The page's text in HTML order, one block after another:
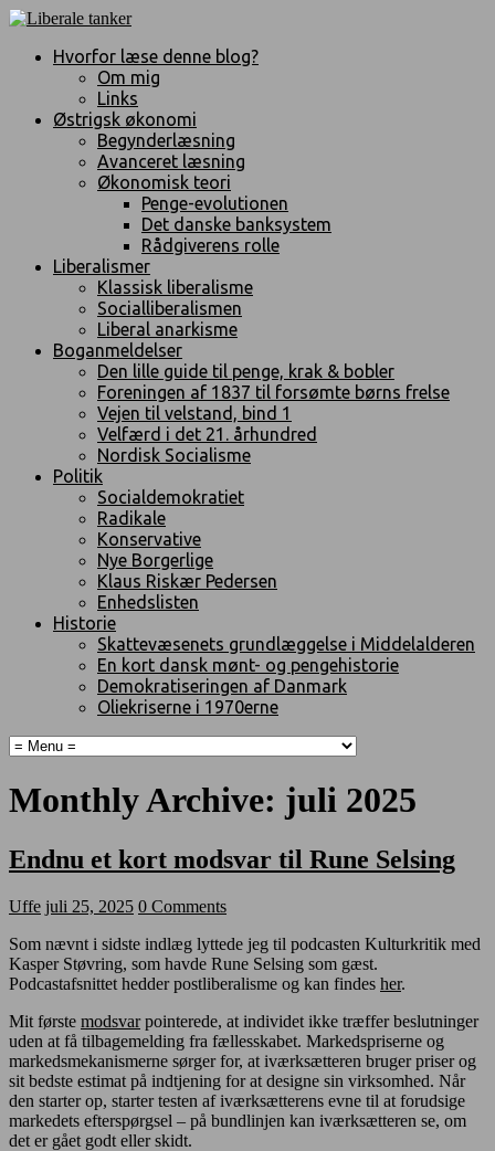
Hvorfor læse denne blog?
Om mig
Links
Østrigsk økonomi
Begynderlæsning
Avanceret læsning
Økonomisk teori
Penge-evolutionen
Det danske banksystem
Rådgiverens rolle
Liberalismer
Klassisk liberalisme
Socialliberalismen
Liberal anarkisme
Boganmeldelser
Den lille guide til penge, krak & bobler
Foreningen af 1837 til forsømte børns frelse
Vejen til velstand, bind 1
Velfærd i det 21. århundred
Nordisk Socialisme
Politik
Socialdemokratiet
Radikale
Konservative
Nye Borgerlige
Klaus Riskær Pedersen
Enhedslisten
Historie
Skattevæsenets grundlæggelse i Middelalderen
En kort dansk mønt- og pengehistorie
Demokratiseringen af Danmark
Oliekriserne i 1970erne
Monthly Archive: juli 2025
Endnu et kort modsvar til Rune Selsing
Uffe juli 25, 2025 0 Comments
Som nævnt i sidste indlæg lyttede jeg til podcasten Kulturkritik med
Kasper Støvring, som havde Rune Selsing som gæst.
Podcastafsnittet hedder postliberalisme og kan findes her.
Mit første modsvarpointerede, at individet ikke træffer beslutninger
uden at få tilbagemelding fra fællesskabet. Markedspriserne og
markedsmekanismerne sørger for, at iværksætteren bruger priser og
sit bedste estimat på indtjening for at designe sin virksomhed. Når
den starter op, starter testen af iværksætterens evne til at forudsige
markedets efterspørgsel – på bundlinjen kan iværksætteren se, om
det er gået godt eller skidt.